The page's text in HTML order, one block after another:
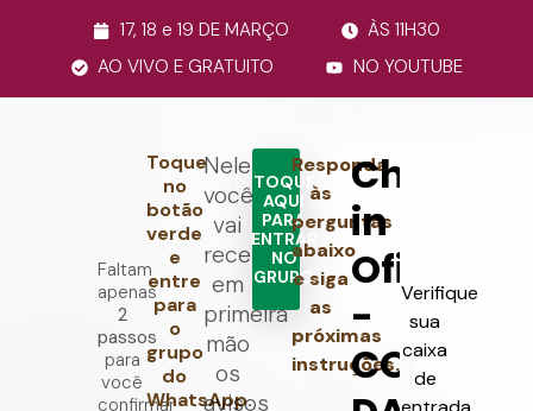
17, 18 e 19 DE MARÇO
ÀS 11H30
AO VIVO E GRATUITO
NO YOUTUBE
Faltam
apenas
2
passos
para
você
confirmar
Toque
no
botão
verde
e
entre
para
o
grupo
do
WhatsApp.
Nele
você
vai
receber
em
primeira
mão
os
avisos
TOQUE
AQUI
PARA
ENTRAR
NO
GRUPO
Responda
às
perguntas
abaixo
e siga
as
próximas
instruções.
Verifique
sua
caixa
de